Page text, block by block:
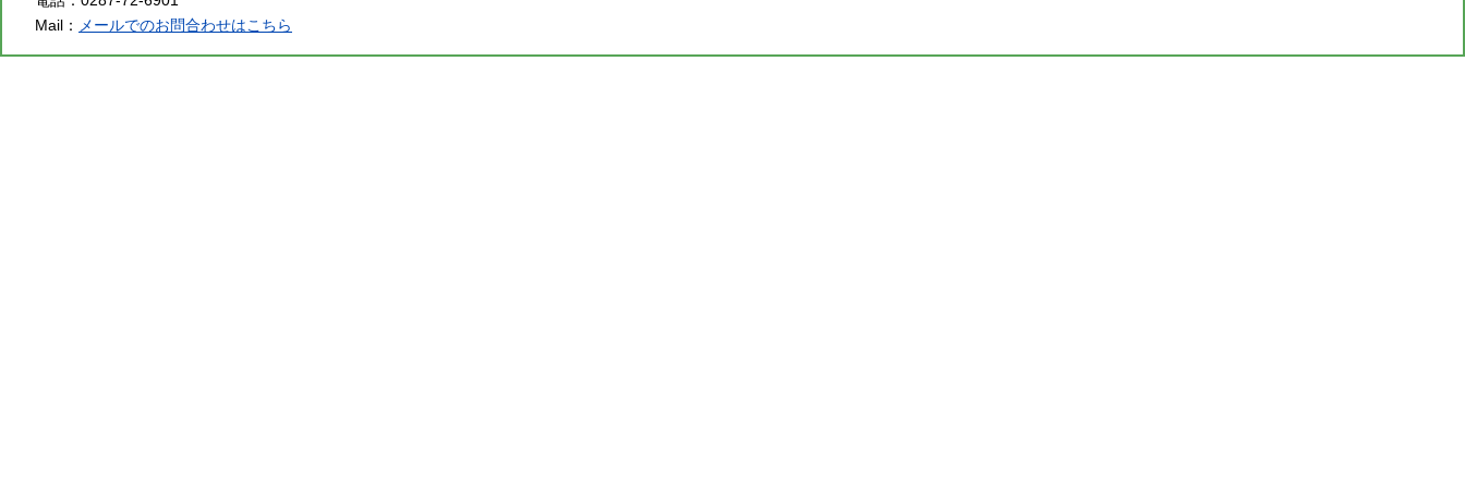
Mail：
メールでのお問合わせはこちら